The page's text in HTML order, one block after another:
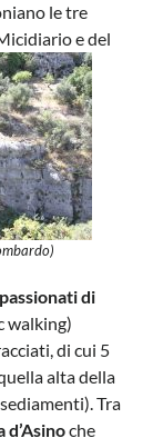
le tre
e del
di
walking)
di cui 5
alta della
Tra
d’Asinoche